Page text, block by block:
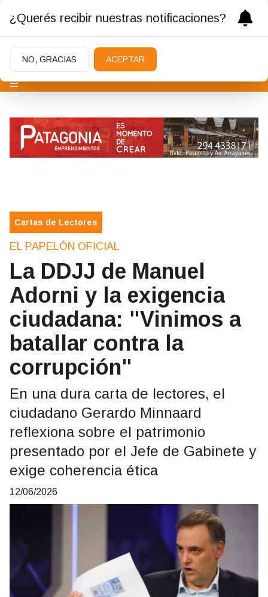
Cartas de Lectores
EL PAPELÓN OFICIAL
La DDJJ de Manuel
Adorni y la exigencia
ciudadana: "Vinimos a
batallar contra la
corrupción"
En una dura carta de lectores, el
ciudadano Gerardo Minnaard
reflexiona sobre el patrimonio
presentado por el Jefe de Gabinete y
exige coherencia ética
12/06/2026
¿Querés recibir nuestras notificaciones?
NO, GRACIAS ACEPTAR